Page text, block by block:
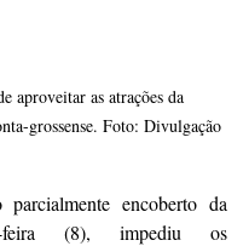
aproveitar as atrações da
grossense. Foto: Divulgação
encoberto da
feira (8), impediu os